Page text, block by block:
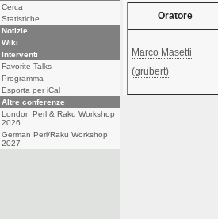
Oratore
Marco Masetti
(‎grubert‎)
Cerca
Statistiche
Notizie
Wiki
Interventi
Favorite Talks
Programma
Esporta per iCal
Altre conferenze
London Perl & Raku Workshop
2026
German Perl/Raku Workshop
2027